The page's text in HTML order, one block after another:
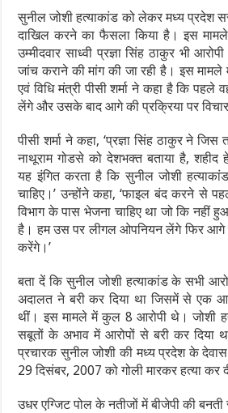
सुनील जोशी हत्याकांड को लेकर मध्य प्रदेश
दाखिल करने का फैसला किया है। इस
उम्मीदवार साध्वी प्रज्ञा सिंह ठाकुर भी
जांच कराने की मांग की जा रही है। इस
एवं विधि मंत्री पीसी शर्मा ने कहा है कि पहले
लेंगे और उसके बाद आगे की प्रक्रिया पर
पीसी शर्मा ने कहा, ‘प्रज्ञा सिंह ठाकुर ने जिस
नाथूराम गोडसे को देशभक्त बताया है, शहीद
यह इंगित करता है कि सुनील जोशी
चाहिए।’ उन्होंने कहा, ‘फाइल बंद करने से
विभाग के पास भेजना चाहिए था जो कि नहीं
है। हम उस पर लीगल ओपनियन लेंगे फिर आगे
करेंगे।’
बता दें कि सुनील जोशी हत्याकांड के सभी
अदालत ने बरी कर दिया था जिसमें से एक
थीं। इस मामले में कुल 8 आरोपी थे। जोशी
सबूतों के अभाव में आरोपों से बरी कर दिया
प्रचारक सुनील जोशी की मध्य प्रदेश के देवास
29 दिसंबर, 2007 को गोली मारकर हत्या कर
उधर एग्जिट पोल के नतीजों में बीजेपी की